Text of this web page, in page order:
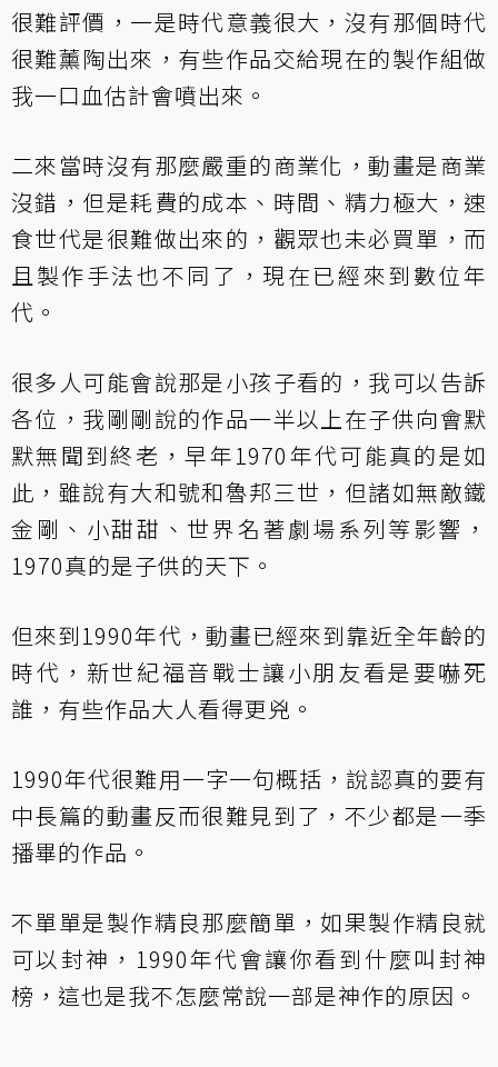
很難評價，一是時代意義很大，沒有那個時代
很難薰陶出來，有些作品交給現在的製作組做
我一口血估計會噴出來。
二來當時沒有那麼嚴重的商業化，動畫是商業
沒錯，但是耗費的成本、時間、精力極大，速
食世代是很難做出來的，觀眾也未必買單，而
且製作手法也不同了，現在已經來到數位年
代。
很多人可能會說那是小孩子看的，我可以告訴
各位，我剛剛說的作品一半以上在子供向會默
默無聞到終老，早年1970年代可能真的是如
此，雖說有大和號和魯邦三世，但諸如無敵鐵
金剛、小甜甜、世界名著劇場系列等影響，
1970真的是子供的天下。
但來到1990年代，動畫已經來到靠近全年齡的
時代，新世紀福音戰士讓小朋友看是要嚇死
誰，有些作品大人看得更兇。
1990年代很難用一字一句概括，說認真的要有
中長篇的動畫反而很難見到了，不少都是一季
播畢的作品。
不單單是製作精良那麼簡單，如果製作精良就
可以封神，1990年代會讓你看到什麼叫封神
榜，這也是我不怎麼常說一部是神作的原因。